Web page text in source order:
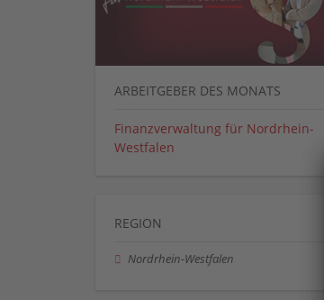
ARBEITGEBER DES MONATS
Finanzverwaltung für Nordrhein-
Westfalen
REGION
Nordrhein-Westfalen